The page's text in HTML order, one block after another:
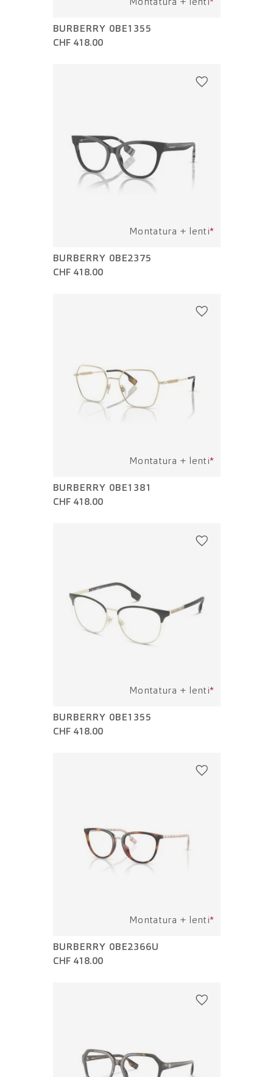
BURBERRY 0BE1355
CHF 418.00
Montatura + lenti*
BURBERRY 0BE2375
CHF 418.00
Montatura + lenti*
BURBERRY 0BE1381
CHF 418.00
Montatura + lenti*
BURBERRY 0BE1355
CHF 418.00
Montatura + lenti*
BURBERRY 0BE2366U
CHF 418.00